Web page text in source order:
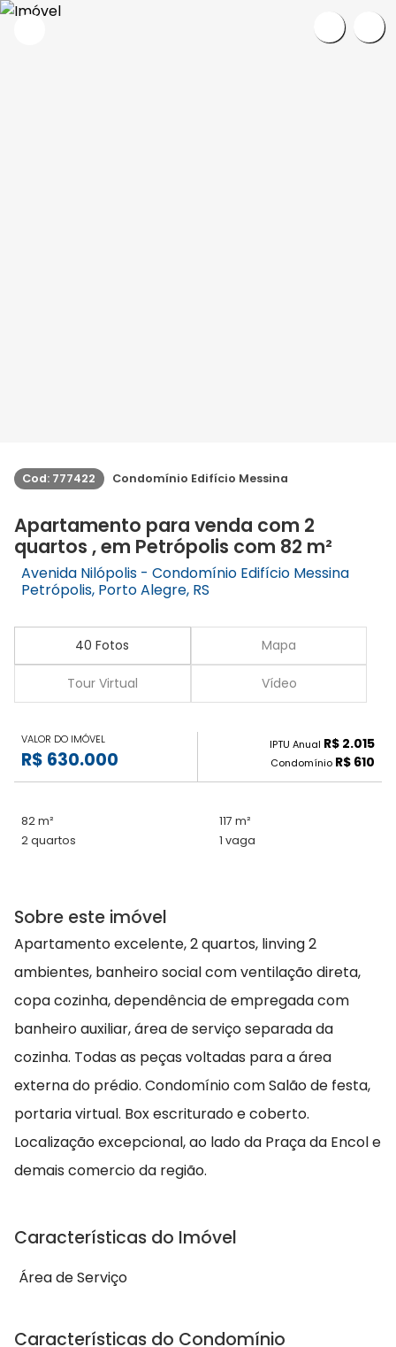
Cod: 777422 Condomínio Edifício Messina
Apartamento para venda com 2
quartos , em Petrópolis com 82 m²
Avenida Nilópolis - Condomínio Edifício Messina
Petrópolis, Porto Alegre, RS
40 Fotos Mapa
Tour Virtual Vídeo
VALOR DO IMÓVEL
R$ 630.000
IPTU Anual R$ 2.015
Condomínio R$ 610
82 m²
117 m²
2 quartos
1 vaga
Sobre este imóvel
Apartamento excelente, 2 quartos, linving 2
ambientes, banheiro social com ventilação direta,
copa cozinha, dependência de empregada com
banheiro auxiliar, área de serviço separada da
cozinha. Todas as peças voltadas para a área
externa do prédio. Condomínio com Salão de festa,
portaria virtual. Box escriturado e coberto.
Localização excepcional, ao lado da Praça da Encol e
demais comercio da região.
Características do Imóvel
Área de Serviço
Características do Condomínio